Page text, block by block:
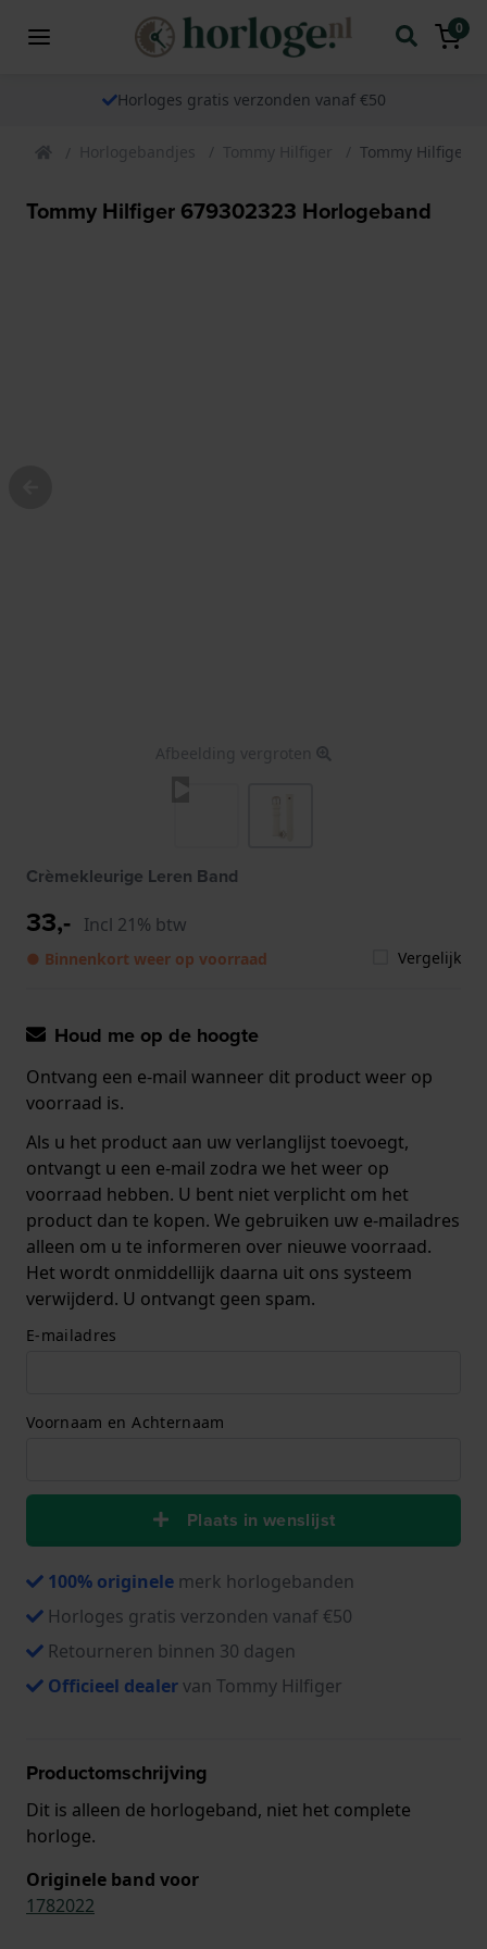
0
Horloges gratis verzonden vanaf €50
Horlogebandjes Tommy Hilfiger Tommy Hilfiger
Tommy Hilfiger 679302323 Horlogeband
Afbeelding vergroten
Crèmekleurige Leren Band
33,- Incl 21% btw
● Binnenkort weer op voorraad Vergelijk
Houd me op de hoogte
Ontvang een e-mail wanneer dit product weer op
voorraad is.
Als u het product aan uw verlanglijst toevoegt,
ontvangt u een e-mail zodra we het weer op
voorraad hebben. U bent niet verplicht om het
product dan te kopen. We gebruiken uw e-mailadres
alleen om u te informeren over nieuwe voorraad.
Het wordt onmiddellijk daarna uit ons systeem
verwijderd. U ontvangt geen spam.
E-mailadres
Voornaam en Achternaam
Plaats in wenslijst
100% originele merk horlogebanden
Horloges gratis verzonden vanaf €50
Retourneren binnen 30 dagen
Officieel dealervan Tommy Hilfiger
Productomschrijving
Dit is alleen de horlogeband, niet het complete
horloge.
Originele band voor
1782022